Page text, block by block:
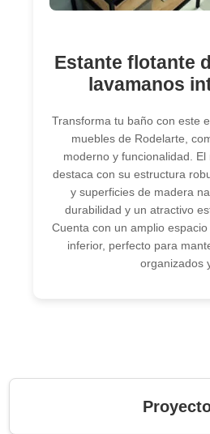
Estante flotante
lavamanos
Transforma tu baño con este
muebles de Rodelarte,
moderno y funcionalidad.
destaca con su estructura
y superficies de madera
durabilidad y un atractivo
Cuenta con un amplio
inferior, perfecto para
organizados